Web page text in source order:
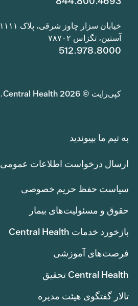
خیابان سزار چاوز شرقی، پلاک ۱۱۱۱
آستین، تگزاس ۷۸۷۰۲
512.978.8000
کپی‌رایت © 2026 Central Health. تمامی حقوق محفوظ است.
به تیم ما بپیوندید
ارسال درخواست اطلاعات عمومی
سیاست حفظ حریم خصوصی
حقوق و مسئولیت‌های بیمار
بازخورد خدمات Central Health
فرصت‌های آموزشی
Central Health تحقیق
تالار گفتگوی هیئت مدیره